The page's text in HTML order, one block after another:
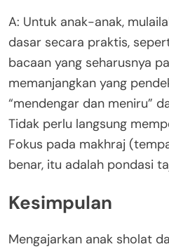
A: Untuk anak-anak,
dasar secara praktis,
bacaan yang seharusnya
memanjangkan yang
“mendengar dan meniru”
Tidak perlu langsung
Fokus pada makhraj
benar, itu adalah pondasi
Kesimpulan
Mengajarkan anak sholat